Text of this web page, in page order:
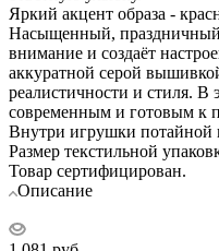
Яркий акцент образа -
Насыщенный, праздничный
внимание и создаёт
аккуратной серой
реалистичности и стиля. В
современным и готовым к
Внутри игрушки потайной
Размер текстильной
Товар сертифицирован.
Описание